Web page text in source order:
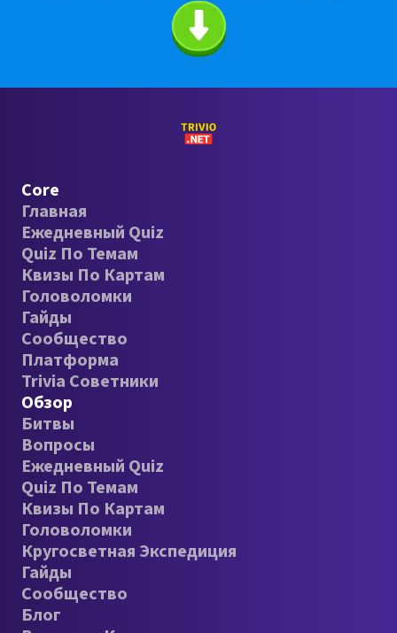
Core
Главная
Ежедневный Quiz
Quiz По Темам
Квизы По Картам
Головоломки
Гайды
Сообщество
Платформа
Trivia Советники
Обзор
Битвы
Вопросы
Ежедневный Quiz
Quiz По Темам
Квизы По Картам
Головоломки
Кругосветная Экспедиция
Гайды
Сообщество
Блог